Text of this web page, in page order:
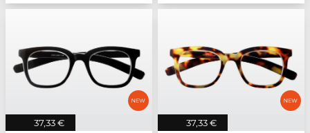
37,33 € 37,33 €